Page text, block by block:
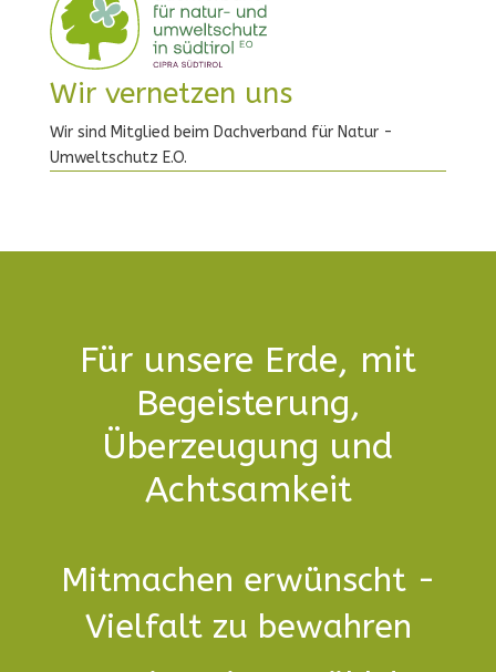
Wir vernetzen uns
Wir sind Mitglied beim Dachverband für Natur -
Umweltschutz E.O.
Für unsere Erde, mit
Begeisterung,
Überzeugung und
Achtsamkeit
Mitmachen erwünscht -
Vielfalt zu bewahren